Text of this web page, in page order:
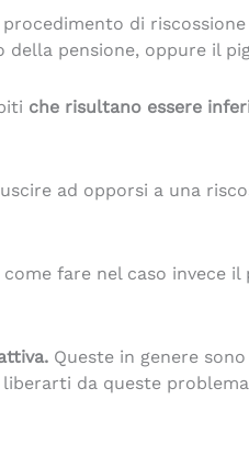
di
pensione, oppure il
che risultano essere
ad opporsi a una
fare nel caso invece
Queste in genere
da queste